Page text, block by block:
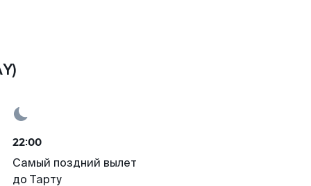
22:00
Самый поздний вылет
до Тарту